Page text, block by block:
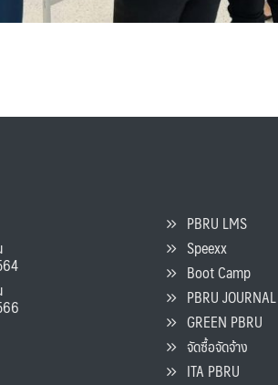
PBRU LMS
Speexx
Boot Camp
PBRU JOURNAL
GREEN PBRU
จัดซื้อจัดจ้าง
ITA PBRU